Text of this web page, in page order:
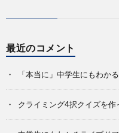
最近のコメント
「本当に」中学生にもわか
クライミング4択クイズを作